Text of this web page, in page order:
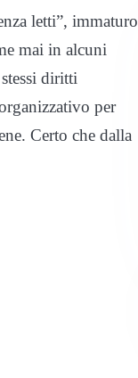
letti”, immaturo
mai in alcuni
diritti
per
Certo che dalla